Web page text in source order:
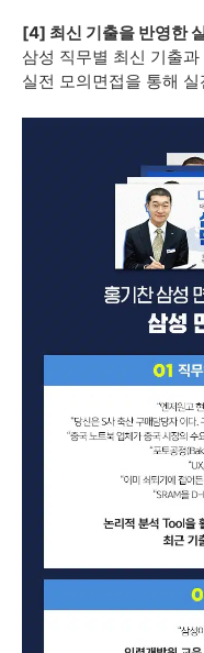
[4] 최신 기출을 반영한
삼성 직무별 최신 기출
실전 모의면접을 통해